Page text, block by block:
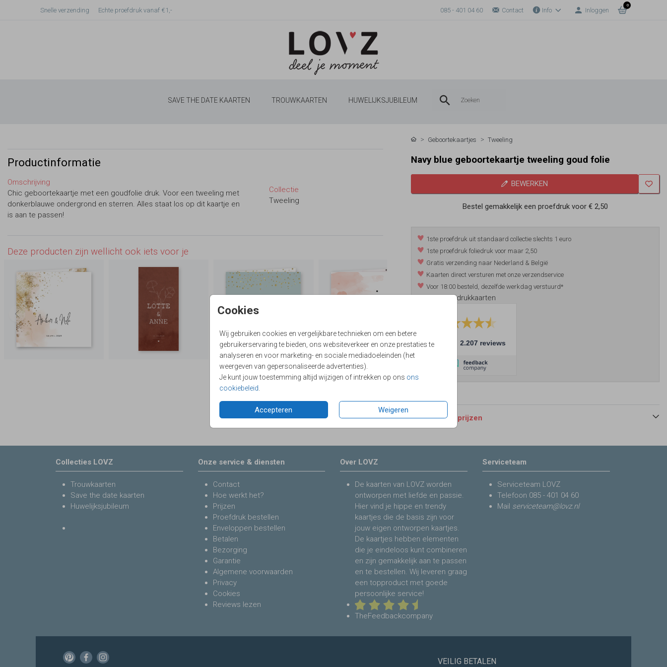
Snelle verzending Echte proefdruk vanaf €1,- 085 - 401 04 60 Contact Info Inloggen
0
SAVE THE DATE KAARTEN TROUWKAARTEN HUWELIJKSJUBILEUM
Cookies
Wij gebruiken cookies en vergelijkbare technieken om een betere
gebruikerservaring te bieden, ons websiteverkeer en onze prestaties te
analyseren en voor marketing- en sociale mediadoeleinden (het
weergeven van gepersonaliseerde advertenties).
Je kunt jouw toestemming altijd wijzigen of intrekken op ons ons
cookiebeleid
Accepteren Weigeren
Productinformatie
Omschrijving
Chic geboortekaartje met een goudfolie druk. Voor een tweeling met
donkerblauwe ondergrond en sterren. Alles staat los op dit kaartje en
is aan te passen!
Collectie
Tweeling
Deze producten zijn wellicht ook iets voor je
Geboortekaartjes Tweeling
Navy blue geboortekaartje tweeling goud folie
BEWERKEN
Bestel gemakkelijk een proefdruk voor€ 2,50
1ste proefdruk uit standaard collectie slechts 1 euro
1ste proefdruk foliedruk voor maar 2,50
Gratis verzending naar Nederland & België
Kaarten direct versturen met onze verzendservice
Voor 18:00 besteld, dezelfde werkdag verstuurd*
*m.u.v. foliedrukkaarten
9.4 2.207 reviews
Formaten en prijzen
Collecties LOVZ
Trouwkaarten
Save the date kaarten
Huwelijksjubileum
Onze service & diensten
Contact
Hoe werkt het?
Prijzen
Proefdruk bestellen
Enveloppen bestellen
Betalen
Bezorging
Garantie
Algemene voorwaarden
Privacy
Cookies
Reviews lezen
Over LOVZ
De kaarten van LOVZ worden
ontworpen met liefde en passie.
Hier vind je hippe en trendy
kaartjes die de basis zijn voor
jouw eigen ontworpen kaartjes.
De kaartjes hebben elementen
die je eindeloos kunt combineren
en zijn gemakkelijk aan te passen
en te bestellen. Wij leveren graag
een topproduct met goede
persoonlijke service!
TheFeedbackcompany
Serviceteam
Serviceteam LOVZ
Telefoon 085 - 401 04 60
Mail serviceteam@lovz.nl
VEILIG BETALEN